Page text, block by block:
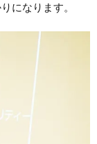
になります。